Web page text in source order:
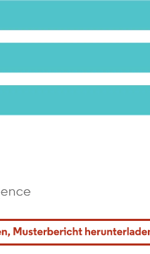
gemäß CC BY 4.0.